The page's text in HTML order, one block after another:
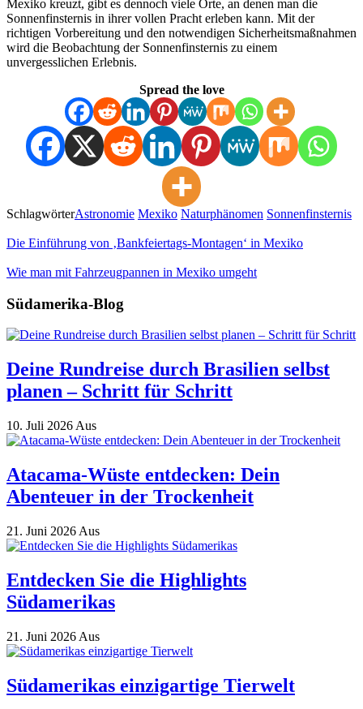
Mexiko kreuzt, gibt es dennoch viele Orte, an denen man die
Sonnenfinsternis in ihrer vollen Pracht erleben kann. Mit der
richtigen Vorbereitung und den notwendigen Sicherheitsmaßnahmen
wird die Beobachtung der Sonnenfinsternis zu einem
unvergesslichen Erlebnis.
Spread the love
SchlagwörterAstronomie Mexiko Naturphänomen Sonnenfinsternis
Die Einführung von ‚Bankfeiertags-Montagen‘ in Mexiko
Wie man mit Fahrzeugpannen in Mexiko umgeht
Südamerika-Blog
Deine Rundreise durch Brasilien selbst
planen – Schritt für Schritt
10. Juli 2026 Aus
Atacama-Wüste entdecken: Dein
Abenteuer in der Trockenheit
21. Juni 2026 Aus
Entdecken Sie die Highlights
Südamerikas
21. Juni 2026 Aus
Südamerikas einzigartige Tierwelt